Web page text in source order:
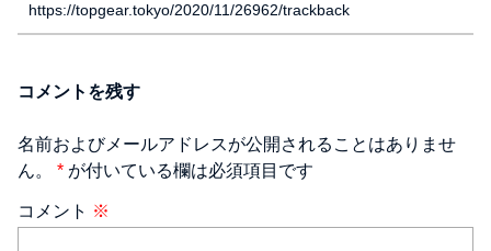
https://topgear.tokyo/2020/11/26962/trackback
コメントを残す
名前およびメールアドレスが公開されることはありませ
ん。 * が付いている欄は必須項目です
コメント ※